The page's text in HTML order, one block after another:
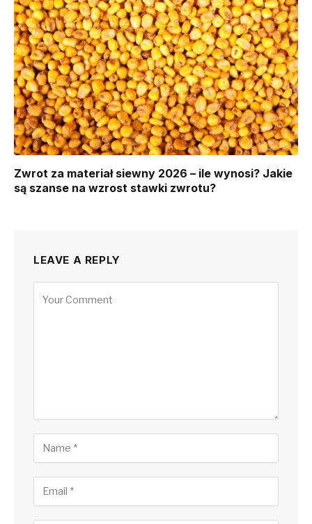
Zwrot za materiał siewny 2026 – ile wynosi? Jakie
są szanse na wzrost stawki zwrotu?
LEAVE A REPLY